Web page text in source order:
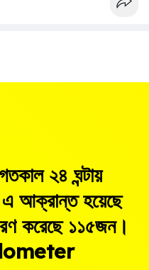
২৪ ঘন্টায়
আক্রান্ত হয়েছে
করেছে ১১৫জন।